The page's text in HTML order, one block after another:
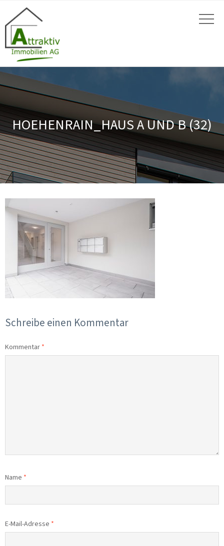
HOEHENRAIN_HAUS A UND B (32)
Schreibe einen Kommentar
Kommentar *
Name *
E-Mail-Adresse *